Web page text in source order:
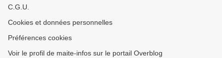
C.G.U.
Cookies et données personnelles
Préférences cookies
Voir le profil de maite-infos sur le portail Overblog